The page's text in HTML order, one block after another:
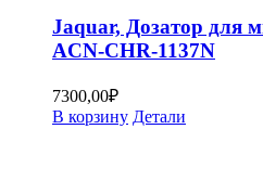
Jaquar, Дозатор для
ACN-CHR-1137N
7300,00₽
В корзину Детали